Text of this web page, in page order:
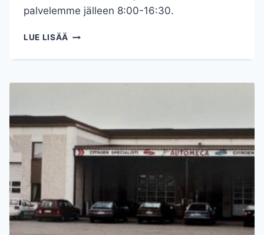
palvelemme jälleen 8:00-16:30.
LUE LISÄÄ HYVÄÄ